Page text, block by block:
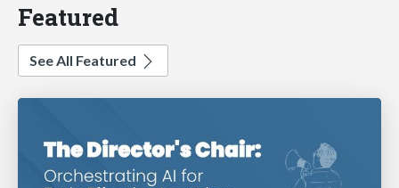
Featured
See All Featured